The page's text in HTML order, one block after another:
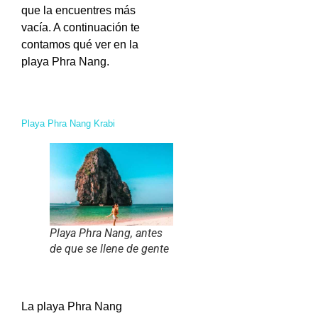
que la encuentres más
vacía. A continuación te
contamos qué ver en la
playa Phra Nang.
Playa Phra Nang Krabi
Playa Phra Nang, antes
de que se llene de gente
La playa Phra Nang